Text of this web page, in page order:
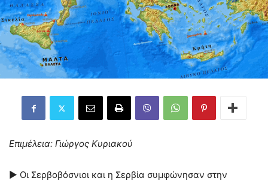
Επιμέλεια: Γιώργος Κυριακού
► Οι Σερβοβόσνιοι και η Σερβία συμφώνησαν στην